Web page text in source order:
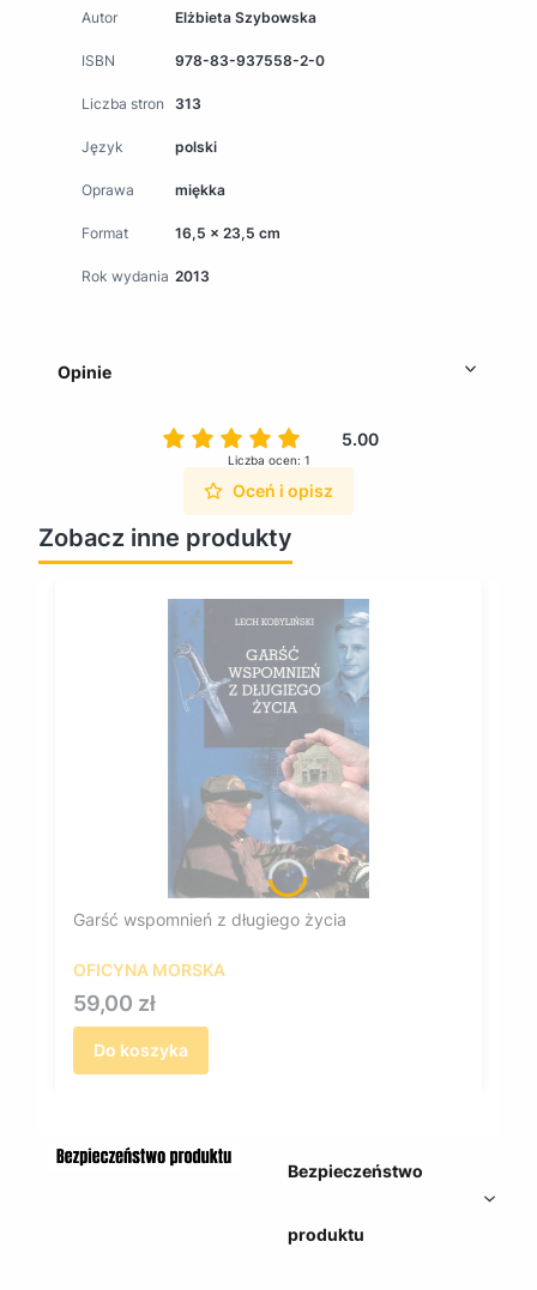
Autor Elżbieta Szybowska
ISBN 978-83-937558-2-0
Liczba stron 313
Język polski
Oprawa miękka
Format 16,5 x 23,5 cm
Rok wydania 2013
Opinie
5.00
Liczba ocen: 1
Oceń i opisz
Zobacz inne produkty
Garść wspomnień z długiego życia
OFICYNA MORSKA
Cena
59,00 zł
Do koszyka
Bezpieczeństwo
produktu